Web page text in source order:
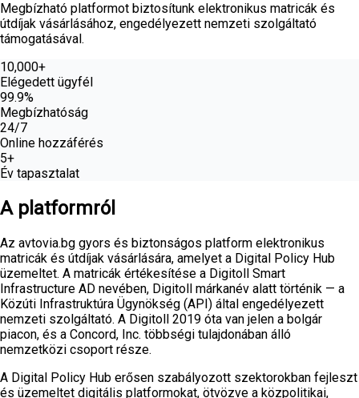
Megbízható platformot biztosítunk elektronikus matricák és
útdíjak vásárlásához, engedélyezett nemzeti szolgáltató
támogatásával.
10,000+
Elégedett ügyfél
99.9%
Megbízhatóság
24/7
Online hozzáférés
5+
Év tapasztalat
A platformról
Az avtovia.bg gyors és biztonságos platform elektronikus
matricák és útdíjak vásárlására, amelyet a Digital Policy Hub
üzemeltet. A matricák értékesítése a Digitoll Smart
Infrastructure AD nevében, Digitoll márkanév alatt történik — a
Közúti Infrastruktúra Ügynökség (API) által engedélyezett
nemzeti szolgáltató. A Digitoll 2019 óta van jelen a bolgár
piacon, és a Concord, Inc. többségi tulajdonában álló
nemzetközi csoport része.
A Digital Policy Hub erősen szabályozott szektorokban fejleszt
és üzemeltet digitális platformokat, ötvözve a közpolitikai,